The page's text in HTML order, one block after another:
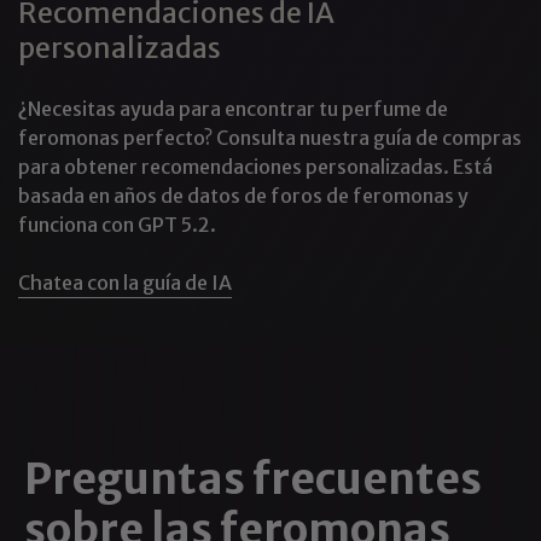
protectora.
¿Buscas androstadienona (A1)?
para una combinación personalizada.
¿Por qué los hombres gay eligen nuestra
colonia de feromonas?
Beneficios de la atracción y las citas
Más contacto visual y acercamientos en bares, clubes
y eventos sociales.
Construir conexiones y relaciones más fuertes
Proyectar auténtica energía masculina
Destacar en escenas sociales concurridas
Recomendaciones de IA
personalizadas
¿Necesitas ayuda para encontrar tu perfume de
feromonas perfecto? Consulta nuestra guía de compras
para obtener recomendaciones personalizadas. Está
basada en años de datos de foros de feromonas y
funciona con GPT 5.2.
Chatea con la guía de IA
Preguntas frecuentes
sobre las feromonas